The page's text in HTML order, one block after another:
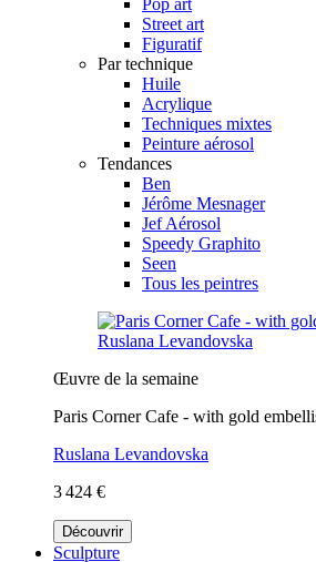
Street art
Figuratif
Par technique
Huile
Acrylique
Techniques mixtes
Peinture aérosol
Tendances
Ben
Jérôme Mesnager
Jef Aérosol
Speedy Graphito
Seen
Tous les peintres
Œuvre de la semaine
Paris Corner Cafe - with gold
Ruslana Levandovska
3 424 €
Découvrir
Sculpture